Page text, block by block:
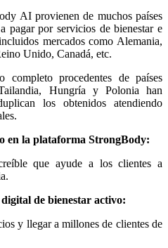
AI provienen de muchos países
pagar por servicios de bienestar e
mercados como Alemania,
Unido, Canadá, etc.
completo procedentes de países
Hungría y Polonia han
los obtenidos atendiendo
en la plataforma StrongBody:
que ayude a los clientes a
de bienestar activo:
y llegar a millones de clientes de